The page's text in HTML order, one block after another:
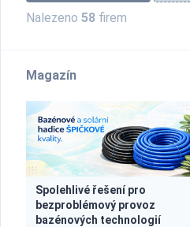
Nalezeno 58 firem
Magazín
Spolehlivé řešení pro
bezproblémový provoz
bazénových technologií